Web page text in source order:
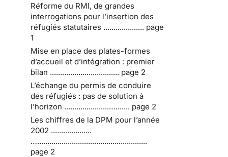
Réforme du RMI, de grandes
interrogations pour l’insertion des
réfugiés statutaires .................... page
1
Mise en place des plates-formes
d’accueil et d’intégration : premier
bilan .................................. page 2
L’échange du permis de conduire
des réfugiés : pas de solution à
l’horizon ......................…....... page 2
Les chiffres de la DPM pour l’année
2002 ....................
…......................................................
page 2